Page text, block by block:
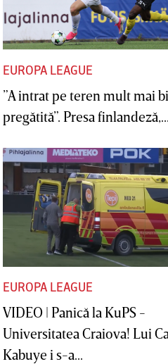
EUROPA LEAGUE
”A intrat pe teren mult mai
pregătită”. Presa
EUROPA LEAGUE
VIDEO | Panică la KuPS -
Universitatea Craiova! Lui
Kabuye i s-a...